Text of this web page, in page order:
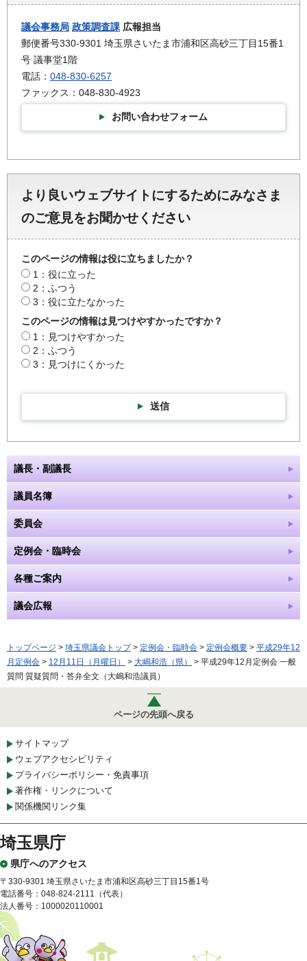
議会事務局 政策調査課 広報担当
郵便番号330-9301 埼玉県さいたま市浦和区高砂三丁目15番1
号 議事堂1階
電話： 048-830-6257
ファックス：048-830-4923
お問い合わせフォーム
より良いウェブサイトにするためにみなさま
のご意見をお聞かせください
このページの情報は役に立ちましたか？
1：役に立った
2：ふつう
3：役に立たなかった
このページの情報は見つけやすかったですか？
1：見つけやすかった
2：ふつう
3：見つけにくかった
送信
議長・副議長
議員名簿
委員会
定例会・臨時会
各種ご案内
議会広報
トップページ > 埼玉県議会トップ> 定例会・臨時会 > 定例会概要 > 平成29年12
月定例会 > 12月11日（月曜日） > 大嶋和浩（県）
> 平成29年12月定例会 一般
質問 質疑質問・答弁全文（大嶋和浩議員）
ページの先頭へ戻る
サイトマップ
ウェブアクセシビリティ
プライバシーポリシー・免責事項
著作権・リンクについて
関係機関リンク集
埼玉県庁
県庁へのアクセス
〒330-9301 埼玉県さいたま市浦和区高砂三丁目15番1号
電話番号：048-824-2111（代表）
法人番号：1000020110001